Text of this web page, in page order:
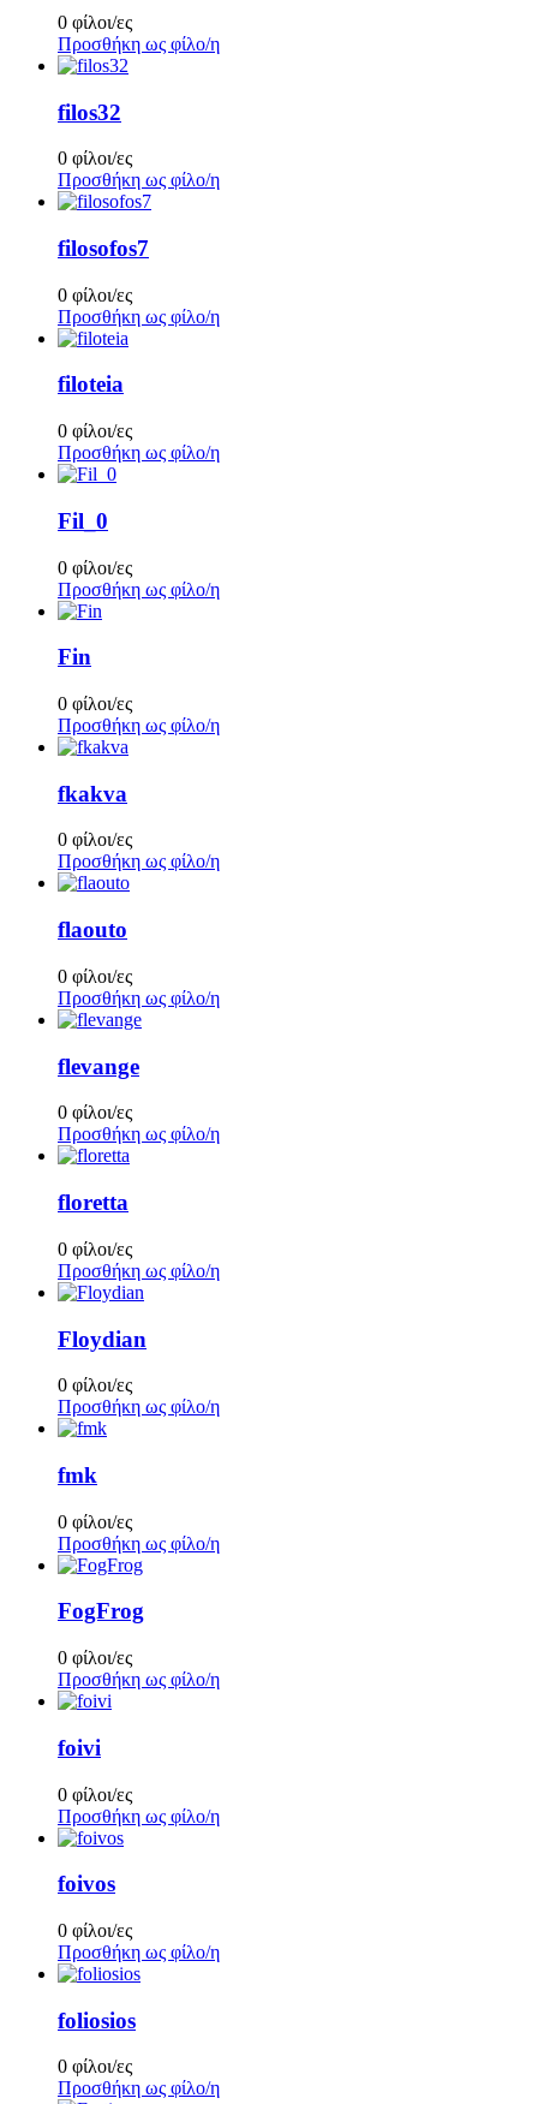
0 φίλοι/ες
Προσθήκη ως φίλο/η
filos32
0 φίλοι/ες
Προσθήκη ως φίλο/η
filosofos7
0 φίλοι/ες
Προσθήκη ως φίλο/η
filoteia
0 φίλοι/ες
Προσθήκη ως φίλο/η
Fil_0
0 φίλοι/ες
Προσθήκη ως φίλο/η
Fin
0 φίλοι/ες
Προσθήκη ως φίλο/η
fkakva
0 φίλοι/ες
Προσθήκη ως φίλο/η
flaouto
0 φίλοι/ες
Προσθήκη ως φίλο/η
flevange
0 φίλοι/ες
Προσθήκη ως φίλο/η
floretta
0 φίλοι/ες
Προσθήκη ως φίλο/η
Floydian
0 φίλοι/ες
Προσθήκη ως φίλο/η
fmk
0 φίλοι/ες
Προσθήκη ως φίλο/η
FogFrog
0 φίλοι/ες
Προσθήκη ως φίλο/η
foivi
0 φίλοι/ες
Προσθήκη ως φίλο/η
foivos
0 φίλοι/ες
Προσθήκη ως φίλο/η
foliosios
0 φίλοι/ες
Προσθήκη ως φίλο/η